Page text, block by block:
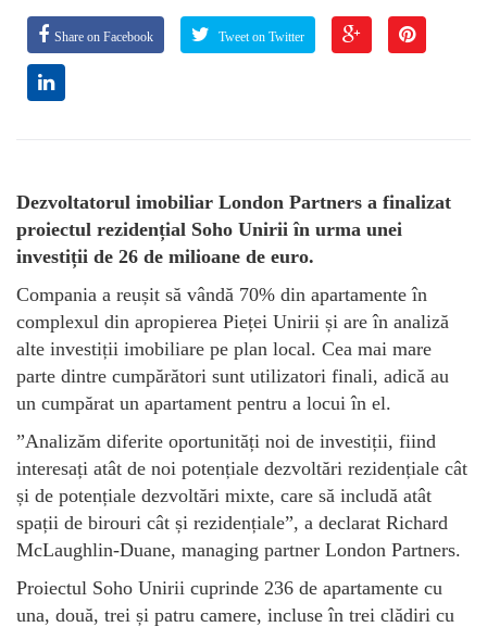
Share on Facebook Tweet on Twitter
Dezvoltatorul imobiliar London Partners a finalizat
proiectul rezidențial Soho Unirii în urma unei
investiții de 26 de milioane de euro.
Compania a reușit să vândă 70% din apartamente în
complexul din apropierea Pieței Unirii și are în analiză
alte investiții imobiliare pe plan local. Cea mai mare
parte dintre cumpărători sunt utilizatori finali, adică au
un cumpărat un apartament pentru a locui în el.
”Analizăm diferite oportunități noi de investiții, fiind
interesați atât de noi potențiale dezvoltări rezidențiale cât
și de potențiale dezvoltări mixte, care să includă atât
spații de birouri cât și rezidențiale”, a declarat Richard
McLaughlin-Duane, managing partner London Partners.
Proiectul Soho Unirii cuprinde 236 de apartamente cu
una, două, trei și patru camere, incluse în trei clădiri cu